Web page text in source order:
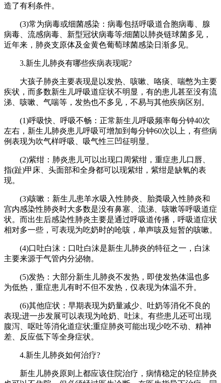
造了有利条件。
(3)常为病毒或细菌感染：病毒包括呼吸道合胞病毒、腺
病毒、流感病毒、新型冠状病毒等;细菌以肺炎链球菌多见，
近年来，肺炎支原体及金黄色葡萄球菌感染日渐多见。
3.新生儿肺炎有哪些疾病表现呢?
大孩子肺炎主要表现是以发热、咳嗽、咯痰、喘憋为主要
疾状，而多数新生儿呼吸道症状不明显，有的患儿甚至没有流
涕、咳嗽、气喘等，发热也不多见，不易与其他疾病区别。
(1)呼吸快、呼吸不畅：正常新生儿呼吸频率每分钟40次
左右，新生儿肺炎患儿呼吸可增加到每分钟60次以上，有些病
例表现为吹气样呼吸、吸气性三凹征明显。
(2)紫绀：肺炎患儿可以出现口周紫绀，重症患儿口唇、
指(趾)甲床、头面部和全身都可以现紫绀，紫绀是缺氧的表
现。
(3)咳嗽：新生儿患羊水吸入性肺炎、胎粪吸入性肺炎和
宫内感染性肺炎时大多数是没有鼻塞、流涕、咳嗽等呼吸道症
状。而出生后感染性肺炎主要是通过呼吸道传播，呼吸道症状
相对多一些，可表现为吃奶时的呛咳，单声咳及短暂的咳嗽。
(4)口吐白沫：口吐白沫是新生儿肺炎的特征之一，白沫
主要来源于气管内分泌物。
(5)发热：大部分新生儿肺炎不发热，即使发热体温也多
为低热，重症患儿有时不但不发热，仅表现为体温不升。
(6)其他症状：早期表现为奶量减少、吐奶等消化不良的
表现;进一步发展可以表现为呛奶、吐沫。有些患儿还可出现
腹泻、呕吐等消化道症状;重症肺炎可能出现少吃不动、精神
差、反应低下等全身症状。
4.新生儿肺炎如何治疗?
新生儿肺炎原则上都应该住院治疗，病情稳定的轻症肺炎